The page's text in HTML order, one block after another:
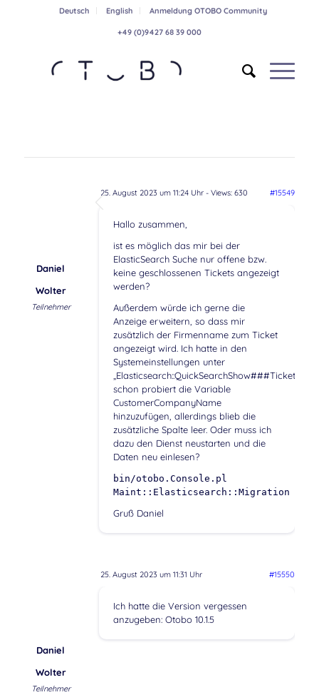
Deutsch English Anmeldung OTOBO Community
+49 (0)9427 68 39 000
25. August 2023 um 11:24 Uhr- Views: 630 #15549
Daniel
Wolter
Teilnehmer
Hallo zusammen,
ist es möglich das mir bei der
ElasticSearch Suche nur offene bzw.
keine geschlossenen Tickets angezeigt
werden?
Außerdem würde ich gerne die
Anzeige erweitern, so dass mir
zusätzlich der Firmenname zum Ticket
angezeigt wird. Ich hatte in den
Systemeinstellungen unter
„Elasticsearch::QuickSearchShow###Ticket“
schon probiert die Variable
CustomerCompanyName
hinzuzufügen, allerdings blieb die
zusätzliche Spalte leer. Oder muss ich
dazu den Dienst neustarten und die
Daten neu einlesen?
bin/otobo.Console.pl
Maint::Elasticsearch::Migration
Gruß Daniel
25. August 2023 um 11:31 Uhr #15550
Daniel
Wolter
Teilnehmer
Ich hatte die Version vergessen
anzugeben: Otobo 10.1.5